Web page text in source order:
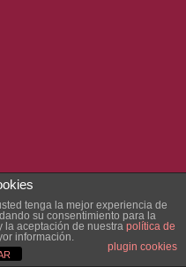
tenga la mejor experiencia de
su consentimiento para la
la aceptación de nuestra política de
información.
plugin cookies